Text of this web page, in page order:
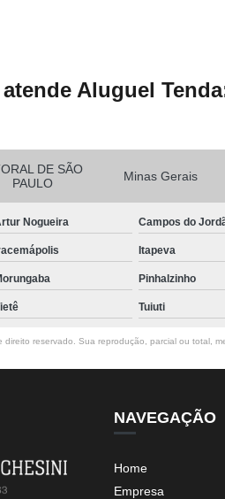
Aluguel
DE SÃO
PAULO
Minas Gerais
Nogueira Campos do
Itapeva
Pinhalzinho
Tuiuti
reservado. Sua reprodução, parcial ou total,
NAVEGAÇÃO
Home
Empresa